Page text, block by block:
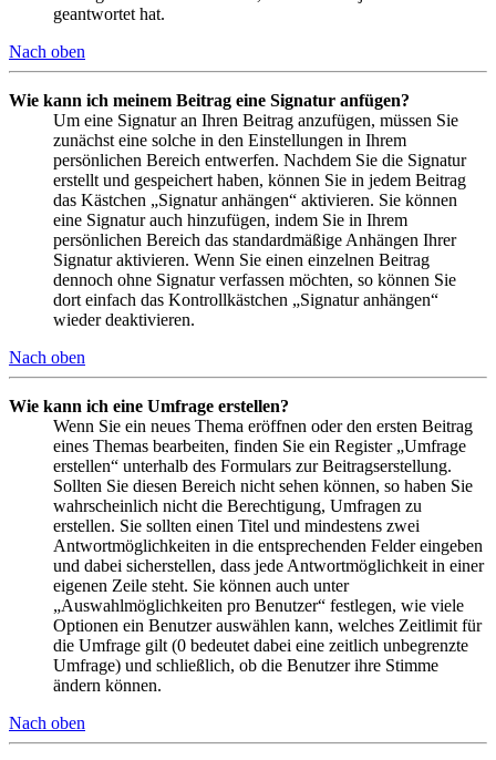
geantwortet hat.
Nach oben
Wie kann ich meinem Beitrag eine Signatur anfügen?
Um eine Signatur an Ihren Beitrag anzufügen, müssen Sie
zunächst eine solche in den Einstellungen in Ihrem
persönlichen Bereich entwerfen. Nachdem Sie die Signatur
erstellt und gespeichert haben, können Sie in jedem Beitrag
das Kästchen „Signatur anhängen“ aktivieren. Sie können
eine Signatur auch hinzufügen, indem Sie in Ihrem
persönlichen Bereich das standardmäßige Anhängen Ihrer
Signatur aktivieren. Wenn Sie einen einzelnen Beitrag
dennoch ohne Signatur verfassen möchten, so können Sie
dort einfach das Kontrollkästchen „Signatur anhängen“
wieder deaktivieren.
Nach oben
Wie kann ich eine Umfrage erstellen?
Wenn Sie ein neues Thema eröffnen oder den ersten Beitrag
eines Themas bearbeiten, finden Sie ein Register „Umfrage
erstellen“ unterhalb des Formulars zur Beitragserstellung.
Sollten Sie diesen Bereich nicht sehen können, so haben Sie
wahrscheinlich nicht die Berechtigung, Umfragen zu
erstellen. Sie sollten einen Titel und mindestens zwei
Antwortmöglichkeiten in die entsprechenden Felder eingeben
und dabei sicherstellen, dass jede Antwortmöglichkeit in einer
eigenen Zeile steht. Sie können auch unter
„Auswahlmöglichkeiten pro Benutzer“ festlegen, wie viele
Optionen ein Benutzer auswählen kann, welches Zeitlimit für
die Umfrage gilt (0 bedeutet dabei eine zeitlich unbegrenzte
Umfrage) und schließlich, ob die Benutzer ihre Stimme
ändern können.
Nach oben